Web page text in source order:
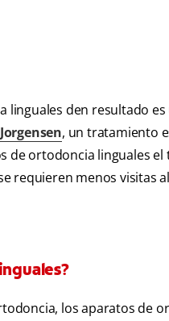
den resultado
, un tratamiento
de ortodoncia linguales
requieren menos visitas
los aparatos de